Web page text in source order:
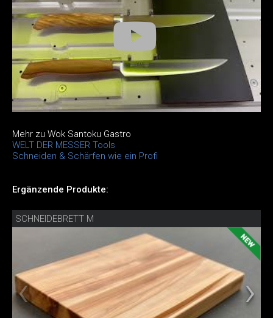
Mehr zu Wok Santoku Gastro
WELT DER MESSER Tools
Schneiden & Schärfen wie ein Profi
Ergänzende Produkte:
SCHNEIDEBRETT M